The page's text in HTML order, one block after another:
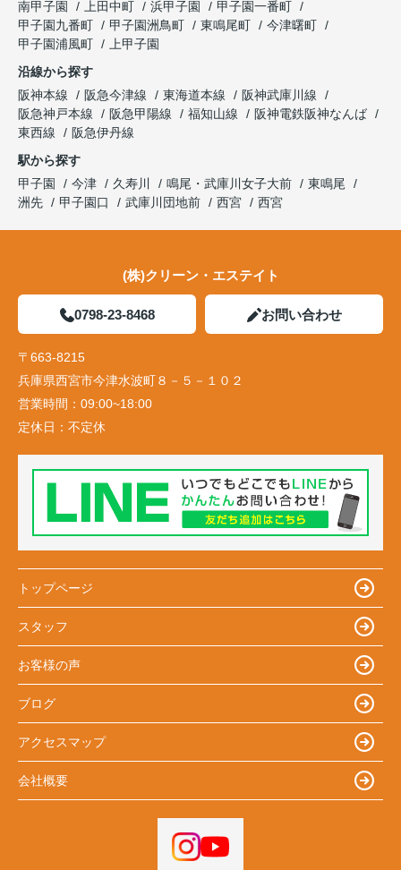
南甲子園
上田中町 浜甲子園
甲子園一番町
甲子園九番町
甲子園洲鳥町 東鳴尾町
今津曙町
甲子園浦風町
上甲子園
沿線から探す
阪神本線
阪急今津線 東海道本線
阪神武庫川線
阪急神戸本線
阪急甲陽線 福知山線
阪神電鉄阪神なんば
東西線
阪急伊丹線
駅から探す
甲子園
今津 久寿川 鳴尾・武庫川女子大前
東鳴尾
洲先
甲子園口 武庫川団地前 西宮 西宮
(株)クリーン・エステイト
0798-23-8468 お問い合わせ
〒663-8215
兵庫県西宮市今津水波町８－５－１０２
営業時間： 09:00~18:00
定休日： 不定休
トップページ
スタッフ
お客様の声
ブログ
アクセスマップ
会社概要